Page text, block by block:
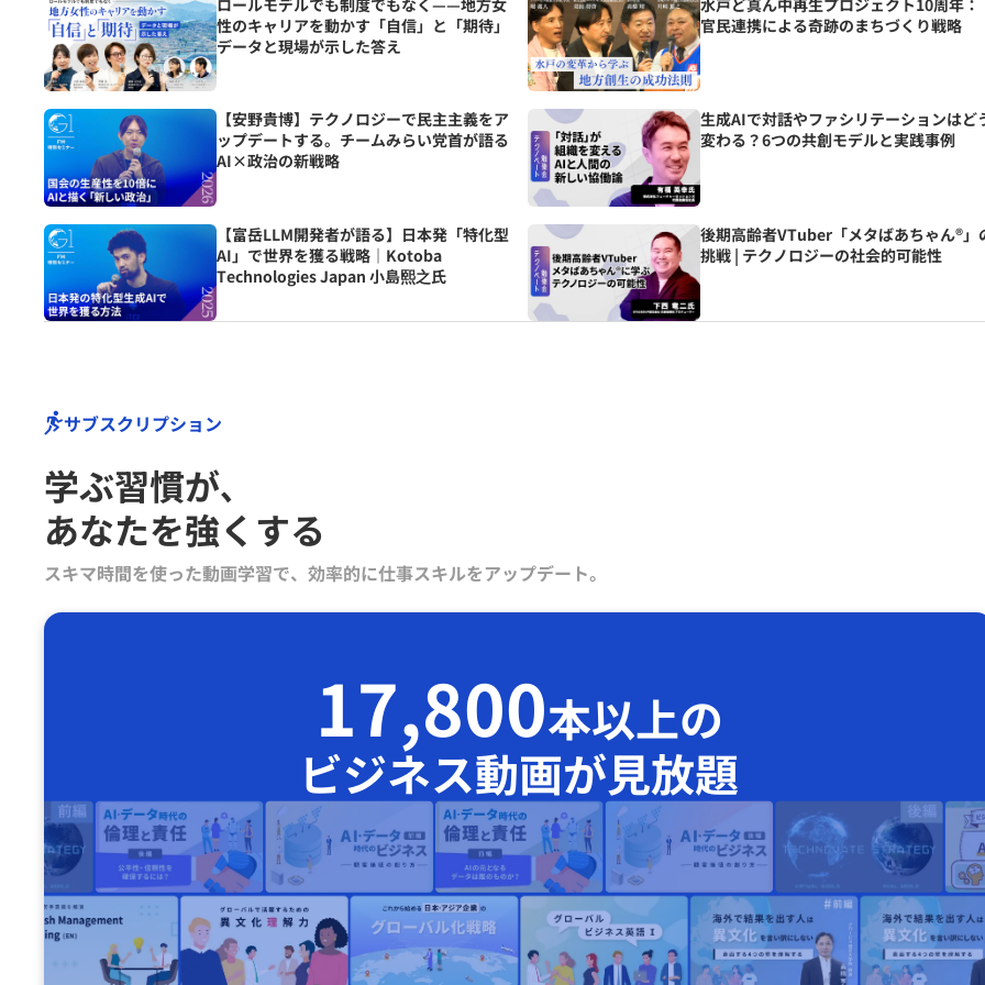
ロールモデルでも制度でもなく——地方女
性のキャリアを動かす「自信」と「期待」
データと現場が示した答え
水戸ど真ん中再生プロジェクト10周年：
官民連携による奇跡のまちづくり戦略
【安野貴博】テクノロジーで民主主義をア
ップデートする。チームみらい党首が語る
AI×政治の新戦略
生成AIで対話やファシリテーションはど
変わる？6つの共創モデルと実践事例
【富岳LLM開発者が語る】日本発「特化型
AI」で世界を獲る戦略｜Kotoba
Technologies Japan 小島熙之氏
後期高齢者VTuber「メタばあちゃん®」
挑戦 | テクノロジーの社会的可能性
サブスクリプション
学ぶ習慣が､
あなたを強くする
スキマ時間を使った動画学習で、効率的に仕事スキルをアップデート。
17,800本以上の
ビジネス動画が見放題